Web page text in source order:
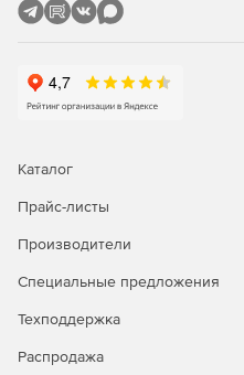
Каталог
Прайс-листы
Производители
Специальные предложения
Техподдержка
Распродажа